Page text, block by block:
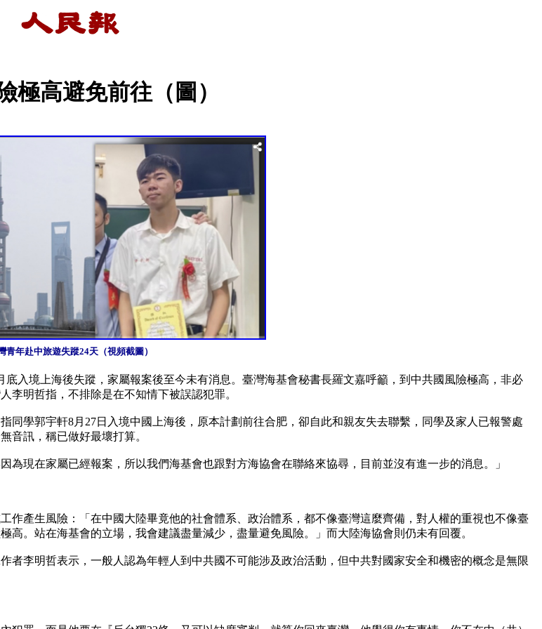
極高避免前往（圖）
青年赴中旅遊失蹤24天（視頻截圖）
入境上海後失蹤，家屬報案後至今未有消息。臺灣海基會秘書長羅文嘉呼籲，到中共國風險極高，非必
李明哲指，不排除是在不知情下被誤認犯罪。
學郭宇軒8月27日入境中國上海後，原本計劃前往合肥，卻自此和親友失去聯繫，同學及家人已報警處
音訊，稱已做好最壞打算。
現在家屬已經報案，所以我們海基會也跟對方海協會在聯絡來協尋，目前並沒有進一步的消息。」
作產生風險：「在中國大陸畢竟他的社會體系、政治體系，都不像臺灣這麼齊備，對人權的重視也不像臺
。站在海基會的立場，我會建議盡量減少，盡量避免風險。」而大陸海協會則仍未有回覆。
者李明哲表示，一般人認為年輕人到中共國不可能涉及政治活動，但中共對國家安全和機密的概念是無限